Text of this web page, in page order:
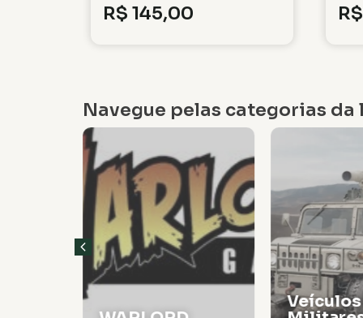
R$ 145,00 R$
Navegue pelas categorias da
Veículos